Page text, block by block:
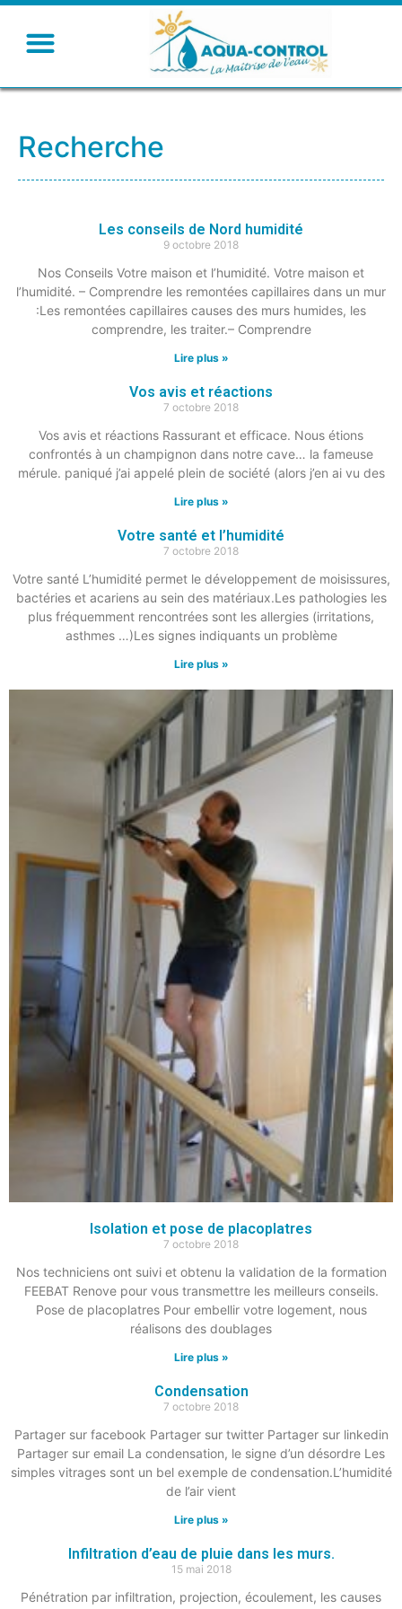
Recherche
Les conseils de Nord humidité
9 octobre 2018
Nos Conseils Votre maison et l’humidité. Votre maison et
l’humidité. – Comprendre les remontées capillaires dans un mur
:Les remontées capillaires causes des murs humides, les
comprendre, les traiter.– Comprendre
Lire plus »
Vos avis et réactions
7 octobre 2018
Vos avis et réactions Rassurant et efficace. Nous étions
confrontés à un champignon dans notre cave… la fameuse
mérule. paniqué j’ai appelé plein de société (alors j’en ai vu des
Lire plus »
Votre santé et l’humidité
7 octobre 2018
Votre santé L’humidité permet le développement de moisissures,
bactéries et acariens au sein des matériaux.Les pathologies les
plus fréquemment rencontrées sont les allergies (irritations,
asthmes …)Les signes indiquants un problème
Lire plus »
Isolation et pose de placoplatres
7 octobre 2018
Nos techniciens ont suivi et obtenu la validation de la formation
FEEBAT Renove pour vous transmettre les meilleurs conseils.
Pose de placoplatres Pour embellir votre logement, nous
réalisons des doublages
Lire plus »
Condensation
7 octobre 2018
Partager sur facebook Partager sur twitter Partager sur linkedin
Partager sur email La condensation, le signe d’un désordre Les
simples vitrages sont un bel exemple de condensation.L’humidité
de l’air vient
Lire plus »
Infiltration d’eau de pluie dans les murs.
15 mai 2018
Pénétration par infiltration, projection, écoulement, les causes